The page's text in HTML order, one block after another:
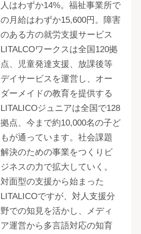
人はわずか14%。福祉事業所で
の月給はわずか15,600円。障害
のある方の就労支援サービス
LITALCOワークスは全国120拠
点、児童発達支援、放課後等
デイサービスを運営し、オー
ダーメイドの教育を提供する
LITALICOジュニアは全国で128
拠点、今まで約10,000名の子ど
もが通っています。社会課題
解決のための事業をつくりビ
ジネスの力で拡大していく。
対面型の支援から始まった
LITALICOですが、対人支援分
野での知見を活かし、メディ
ア運営から多言語対応の知育